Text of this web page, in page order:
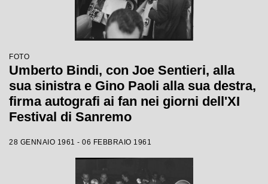
FOTO
Umberto Bindi, con Joe Sentieri, alla
sua sinistra e Gino Paoli alla sua destra,
firma autografi ai fan nei giorni dell'XI
Festival di Sanremo
28 GENNAIO 1961 - 06 FEBBRAIO 1961